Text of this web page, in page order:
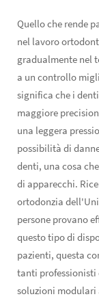
Quello che rende
nel lavoro
gradualmente nel
a un controllo
significa che i
maggiore
una leggera
possibilità di
denti, una cosa
di apparecchi.
ortodonzia
persone provano
questo tipo di
pazienti, questa
tanti professionisti
soluzioni